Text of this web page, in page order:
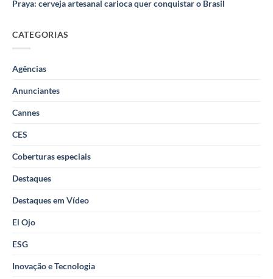
Praya: cerveja artesanal carioca quer conquistar o Brasil
CATEGORIAS
Agências
Anunciantes
Cannes
CES
Coberturas especiais
Destaques
Destaques em Vídeo
El Ojo
ESG
Inovação e Tecnologia